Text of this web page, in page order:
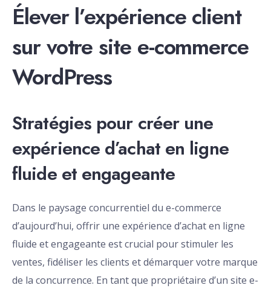
Élever l’expérience client
sur votre site e-commerce
WordPress
Stratégies pour créer une
expérience d’achat en ligne
fluide et engageante
Dans le paysage concurrentiel du e-commerce
d’aujourd’hui, offrir une expérience d’achat en ligne
fluide et engageante est crucial pour stimuler les
ventes, fidéliser les clients et démarquer votre marque
de la concurrence. En tant que propriétaire d’un site e-